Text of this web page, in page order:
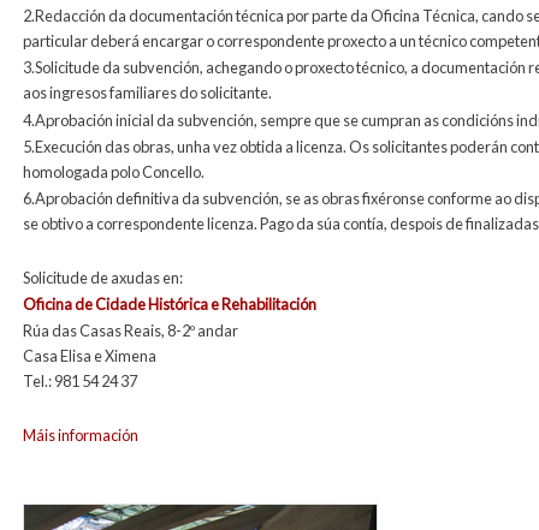
2.Redacción da documentación técnica por parte da Oficina Técnica, cando
particular deberá encargar o correspondente proxecto a un técnico
3.Solicitude da subvención, achegando o proxecto técnico, a
aos ingresos familiares do solicitante.
4.Aprobación inicial da subvención, sempre que se cumpran as condicións
5.Execución das obras, unha vez obtida a licenza. Os solicitantes poderán
homologada polo Concello.
6.Aprobación definitiva da subvención, se as obras fixéronse conforme ao
se obtivo a correspondente licenza. Pago da súa contía, despois de
Solicitude de axudas en:
Oficina de Cidade Histórica e Rehabilitación
Rúa das Casas Reais, 8-2º andar
Casa Elisa e Ximena
Tel.: 981 54 24 37
Máis información
rehab1paraweb.jpg